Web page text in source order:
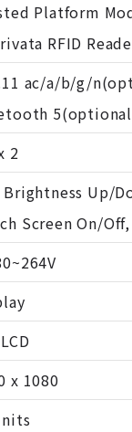
Platform
RFID
ac/a/b/g/
2
Brightness Up/
Screen On/
x 1080